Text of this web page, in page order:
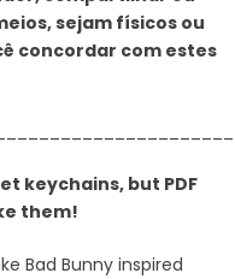
sejam físicos ou
concordar com estes
keychains, but PDF
them!
Bad Bunny inspired